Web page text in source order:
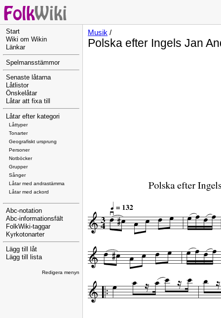
Start
Wiki om Wikin
Länkar
Spelmansstämmor
Senaste låtarna
Låtlistor
Önskelåtar
Låtar att fixa till
Låtar efter kategori
Låttyper
Tonarter
Geografiskt ursprung
Personer
Notböcker
Grupper
Sånger
Låtar med andrastämma
Låtar med ackord
Abc-notation
Abc-informationsfält
FolkWiki-taggar
Kyrkotonarter
Lägg till låt
Lägg till lista
Redigera menyn
Musik /
Polska efter Ingels Jan